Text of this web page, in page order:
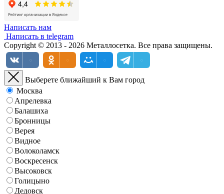
Написать нам
Написать в telegram
Copyright © 2013 - 2026 Металлосетка. Все права защищены.
Выберете ближайший к Вам город
Москва
Апрелевка
Балашиха
Бронницы
Верея
Видное
Волоколамск
Воскресенск
Высоковск
Голицыно
Дедовск